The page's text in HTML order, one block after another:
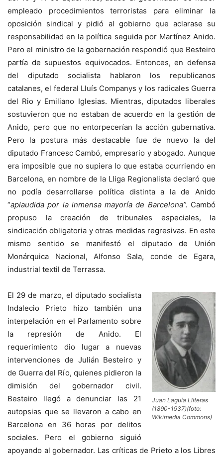
empleado procedimientos terroristas para eliminar la
oposición sindical y pidió al gobierno que aclarase su
responsabilidad en la política seguida por Martínez Anido.
Pero el ministro de la gobernación respondió que Besteiro
partía de supuestos equivocados. Entonces, en defensa
del diputado socialista hablaron los republicanos
catalanes, el federal Lluís Companys y los radicales Guerra
del Rio y Emiliano Iglesias. Mientras, diputados liberales
sostuvieron que no estaban de acuerdo en la gestión de
Anido, pero que no entorpecerían la acción gubernativa.
Pero la postura más destacable fue de nuevo la del
diputado Francesc Cambó, empresario y abogado. Aunque
era imposible que no supiera lo que estaba ocurriendo en
Barcelona, en nombre de la Lliga Regionalista declaró que
no podía desarrollarse política distinta a la de Anido
“aplaudida por la inmensa mayoría de Barcelona”. Cambó
propuso la creación de tribunales especiales, la
sindicación obligatoria y otras medidas regresivas. En este
mismo sentido se manifestó el diputado de Unión
Monárquica Nacional, Alfonso Sala, conde de Egara,
industrial textil de Terrassa.
Juan Laguía Lliteras
(1890-1937)(foto:
Wikimedia Commons)
El 29 de marzo, el diputado socialista
Indalecio Prieto hizo también una
interpelación en el Parlamento sobre
la represión de Anido. El
requerimiento dio lugar a nuevas
intervenciones de Julián Besteiro y
de Guerra del Río, quienes pidieron la
dimisión del gobernador civil.
Besteiro llegó a denunciar las 21
autopsias que se llevaron a cabo en
Barcelona en 36 horas por delitos
sociales. Pero el gobierno siguió
apoyando al gobernador. Las críticas de Prieto a los Libres